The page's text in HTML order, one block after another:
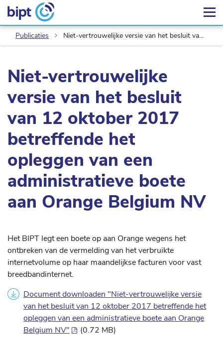
Publicaties Niet-vertrouwelijke versie van het besluit van 12 oktober 2017 betreffende het opleggen van een administratieve boete aan Orange Belgium NV
Niet-vertrouwelijke
versie van het besluit
van 12 oktober 2017
betreffende het
opleggen van een
administratieve boete
aan Orange Belgium NV
Het BIPT legt een boete op aan Orange wegens het
ontbreken van de vermelding van het verbruikte
internetvolume op haar maandelijkse facturen voor vast
breedbandinternet.
Document downloaden "Niet-vertrouwelijke versie
van het besluit van 12 oktober 2017 betreffende het
opleggen van een administratieve boete aan Orange
Belgium NV"
(0.72 MB)